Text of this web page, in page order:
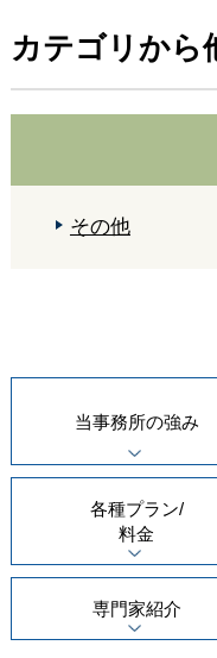
カテゴリから
その他
当事務所の強み
各種プラン/
料金
専門家紹介